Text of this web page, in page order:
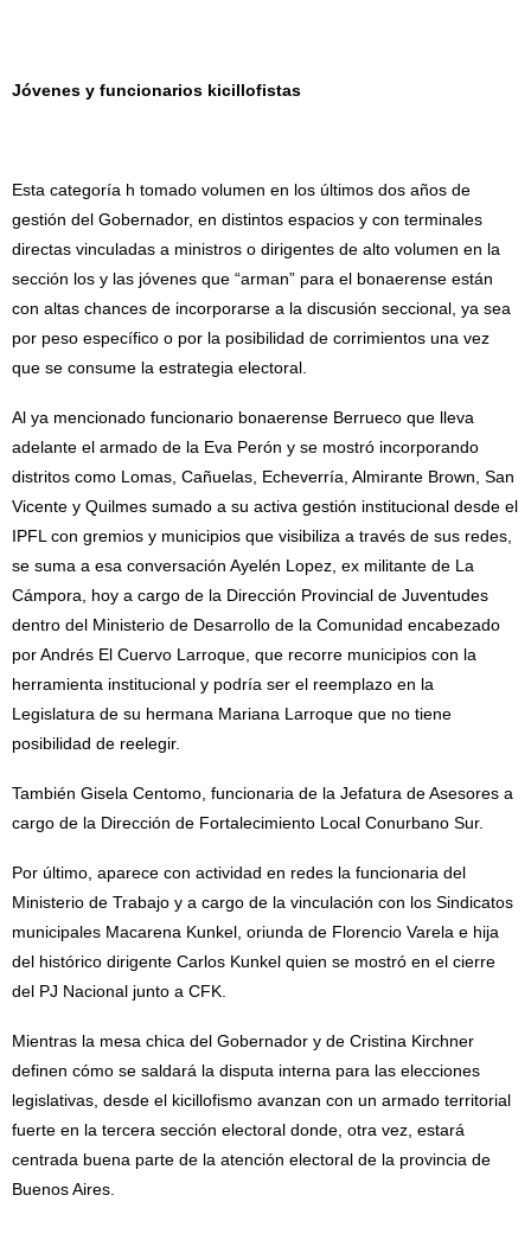
Jóvenes y funcionarios kicillofistas
Esta categoría h tomado volumen en los últimos dos años de
gestión del Gobernador, en distintos espacios y con terminales
directas vinculadas a ministros o dirigentes de alto volumen en la
sección los y las jóvenes que “arman” para el bonaerense están
con altas chances de incorporarse a la discusión seccional, ya sea
por peso específico o por la posibilidad de corrimientos una vez
que se consume la estrategia electoral.
Al ya mencionado funcionario bonaerense Berrueco que lleva
adelante el armado de la Eva Perón y se mostró incorporando
distritos como Lomas, Cañuelas, Echeverría, Almirante Brown, San
Vicente y Quilmes sumado a su activa gestión institucional desde el
IPFL con gremios y municipios que visibiliza a través de sus redes,
se suma a esa conversación Ayelén Lopez, ex militante de La
Cámpora, hoy a cargo de la Dirección Provincial de Juventudes
dentro del Ministerio de Desarrollo de la Comunidad encabezado
por Andrés El Cuervo Larroque, que recorre municipios con la
herramienta institucional y podría ser el reemplazo en la
Legislatura de su hermana Mariana Larroque que no tiene
posibilidad de reelegir.
También Gisela Centomo, funcionaria de la Jefatura de Asesores a
cargo de la Dirección de Fortalecimiento Local Conurbano Sur.
Por último, aparece con actividad en redes la funcionaria del
Ministerio de Trabajo y a cargo de la vinculación con los Sindicatos
municipales Macarena Kunkel, oriunda de Florencio Varela e hija
del histórico dirigente Carlos Kunkel quien se mostró en el cierre
del PJ Nacional junto a CFK.
Mientras la mesa chica del Gobernador y de Cristina Kirchner
definen cómo se saldará la disputa interna para las elecciones
legislativas, desde el kicillofismo avanzan con un armado territorial
fuerte en la tercera sección electoral donde, otra vez, estará
centrada buena parte de la atención electoral de la provincia de
Buenos Aires.